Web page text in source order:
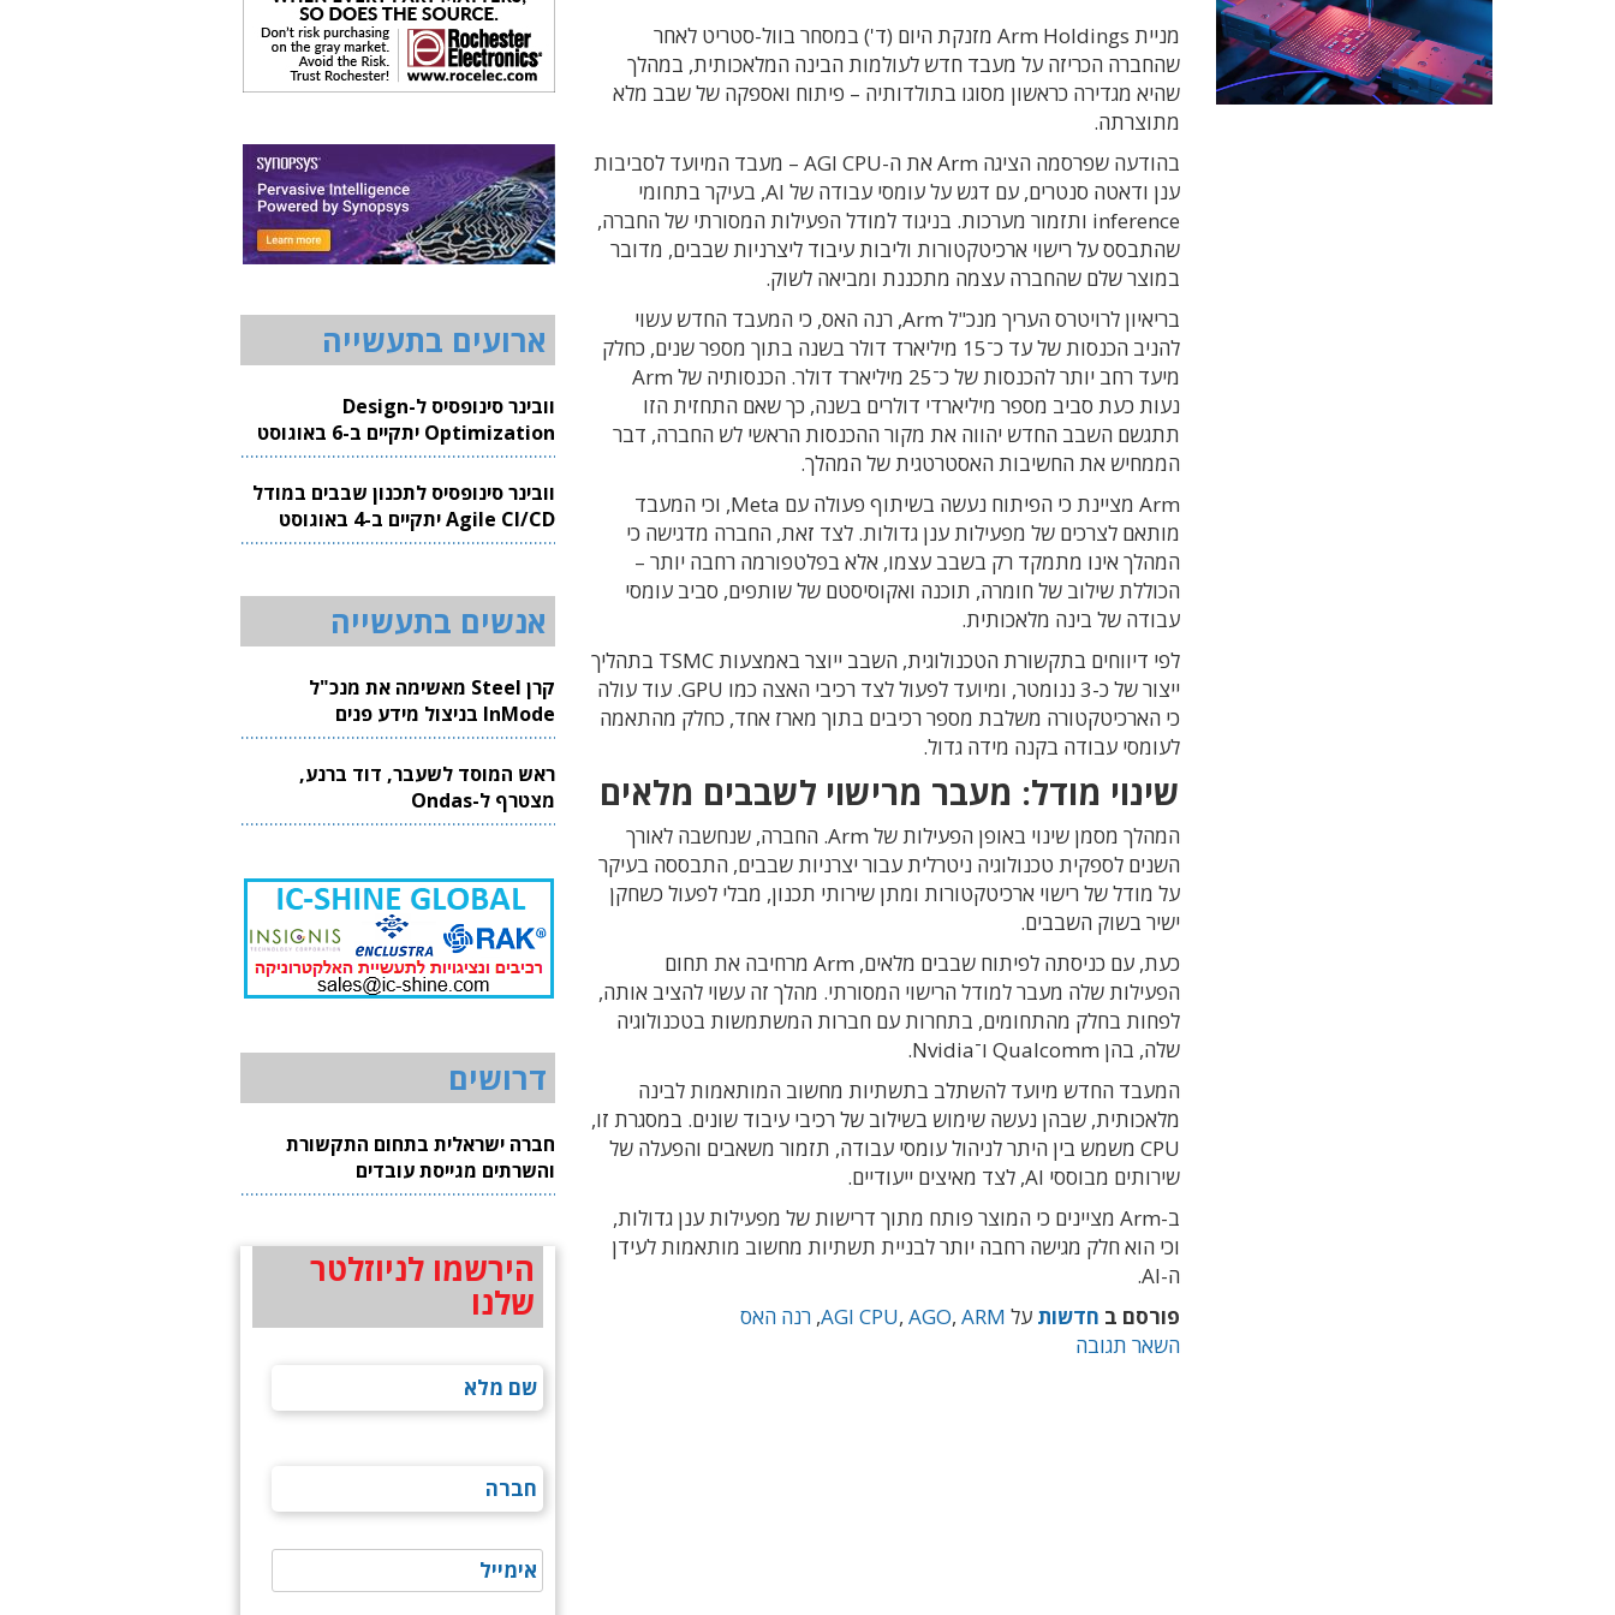
מניית Arm Holdings מזנקת היום (ד') במסחר בוול-סטריט לאחר
שהחברה הכריזה על מעבד חדש לעולמות הבינה המלאכותית, במהלך
שהיא מגדירה כראשון מסוגו בתולדותיה – פיתוח ואספקה של שבב מלא
מתוצרתה.
בהודעה שפרסמה הציגה Arm את ה-AGI CPU – מעבד המיועד לסביבות
ענן ודאטה סנטרים, עם דגש על עומסי עבודה של AI, בעיקר בתחומי
inference ותזמור מערכות. בניגוד למודל הפעילות המסורתי של החברה,
שהתבסס על רישוי ארכיטקטורות וליבות עיבוד ליצרניות שבבים, מדובר
במוצר שלם שהחברה עצמה מתכננת ומביאה לשוק.
בריאיון לרויטרס העריך מנכ"ל Arm, רנה האס, כי המעבד החדש עשוי
להניב הכנסות של עד כ־15 מיליארד דולר בשנה בתוך מספר שנים, כחלק
מיעד רחב יותר להכנסות של כ־25 מיליארד דולר. הכנסותיה של Arm
נעות כעת סביב מספר מיליארדי דולרים בשנה, כך שאם התחזית הזו
תתגשם השבב החדש יהווה את מקור ההכנסות הראשי לש החברה, דבר
הממחיש את החשיבות האסטרטגית של המהלך.
Arm מציינת כי הפיתוח נעשה בשיתוף פעולה עם Meta, וכי המעבד
מותאם לצרכים של מפעילות ענן גדולות. לצד זאת, החברה מדגישה כי
המהלך אינו מתמקד רק בשבב עצמו, אלא בפלטפורמה רחבה יותר –
הכוללת שילוב של חומרה, תוכנה ואקוסיסטם של שותפים, סביב עומסי
עבודה של בינה מלאכותית.
לפי דיווחים בתקשורת הטכנולוגית, השבב ייוצר באמצעות TSMC בתהליך
ייצור של כ-3 ננומטר, ומיועד לפעול לצד רכיבי האצה כמו GPU. עוד עולה
כי הארכיטקטורה משלבת מספר רכיבים בתוך מארז אחד, כחלק מהתאמה
לעומסי עבודה בקנה מידה גדול.
שינוי מודל: מעבר מרישוי לשבבים מלאים
המהלך מסמן שינוי באופן הפעילות של Arm. החברה, שנחשבה לאורך
השנים לספקית טכנולוגיה ניטרלית עבור יצרניות שבבים, התבססה בעיקר
על מודל של רישוי ארכיטקטורות ומתן שירותי תכנון, מבלי לפעול כשחקן
ישיר בשוק השבבים.
כעת, עם כניסתה לפיתוח שבבים מלאים, Arm מרחיבה את תחום
הפעילות שלה מעבר למודל הרישוי המסורתי. מהלך זה עשוי להציב אותה,
לפחות בחלק מהתחומים, בתחרות עם חברות המשתמשות בטכנולוגיה
שלה, בהן Qualcommו־Nvidia
.
המעבד החדש מיועד להשתלב בתשתיות מחשוב המותאמות לבינה
מלאכותית, שבהן נעשה שימוש בשילוב של רכיבי עיבוד שונים. במסגרת זו,
CPU משמש בין היתר לניהול עומסי עבודה, תזמור משאבים והפעלה של
שירותים מבוססי AI, לצד מאיצים ייעודיים.
ב-Arm מציינים כי המוצר פותח מתוך דרישות של מפעילות ענן גדולות,
וכי הוא חלק מגישה רחבה יותר לבניית תשתיות מחשוב מותאמות לעידן
ה-AI.
פורסם ב חדשות על AGI CPU,AGO,ARM
, רנה האס
השאר תגובה
ארועים בתעשייה
וובינר סינופסיס ל-Design
Optimization יתקיים ב-6 באוגוסט
2026
וובינר סינופסיס לתכנון שבבים במודל
Agile CI/CD יתקיים ב-4 באוגוסט
2026
אנשים בתעשייה
קרן Steel מאשימה את מנכ"ל
InMode בניצול מידע פנים
ראש המוסד לשעבר, דוד ברנע,
מצטרף ל-Ondas
דרושים
חברה ישראלית בתחום התקשורת
והשרתים מגייסת עובדים
הירשמו לניוזלטר
שלנו